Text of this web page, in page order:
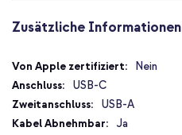
Zusätzliche Informationen
Zusätzliche
Informationen
Nein
USB-C
USB-A
Ja